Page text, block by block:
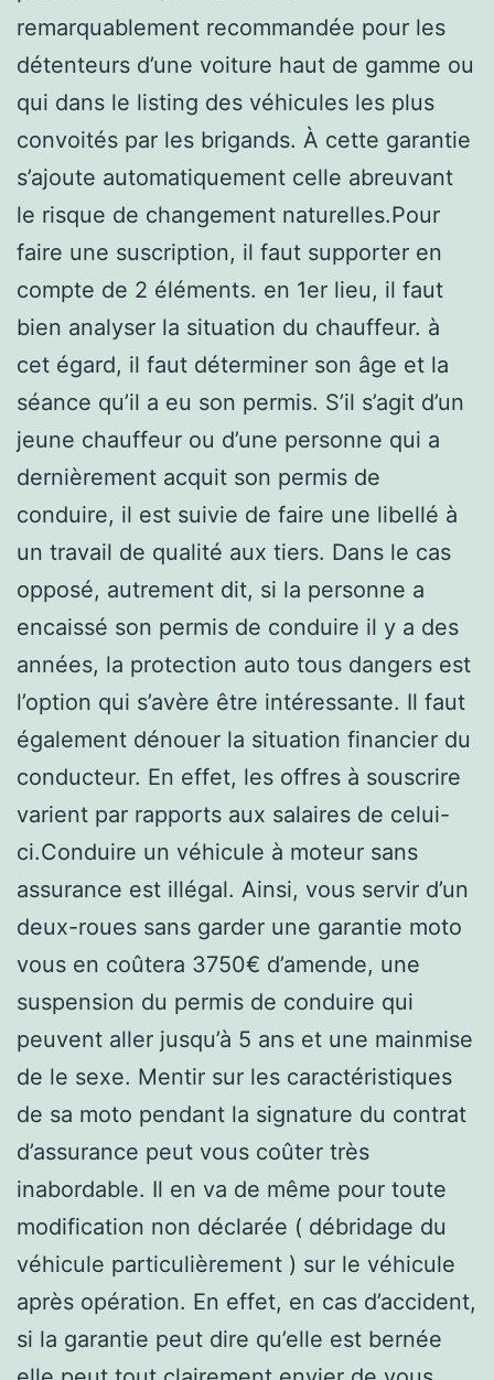
remarquablement recommandée pour les
détenteurs d’une voiture haut de gamme ou
qui dans le listing des véhicules les plus
convoités par les brigands. À cette garantie
s’ajoute automatiquement celle abreuvant
le risque de changement naturelles.Pour
faire une suscription, il faut supporter en
compte de 2 éléments. en 1er lieu, il faut
bien analyser la situation du chauffeur. à
cet égard, il faut déterminer son âge et la
séance qu’il a eu son permis. S’il s’agit d’un
jeune chauffeur ou d’une personne qui a
dernièrement acquit son permis de
conduire, il est suivie de faire une libellé à
un travail de qualité aux tiers. Dans le cas
opposé, autrement dit, si la personne a
encaissé son permis de conduire il y a des
années, la protection auto tous dangers est
l’option qui s’avère être intéressante. Il faut
également dénouer la situation financier du
conducteur. En effet, les offres à souscrire
varient par rapports aux salaires de celui-
ci.Conduire un véhicule à moteur sans
assurance est illégal. Ainsi, vous servir d’un
deux-roues sans garder une garantie moto
vous en coûtera 3750€ d’amende, une
suspension du permis de conduire qui
peuvent aller jusqu’à 5 ans et une mainmise
de le sexe. Mentir sur les caractéristiques
de sa moto pendant la signature du contrat
d’assurance peut vous coûter très
inabordable. Il en va de même pour toute
modification non déclarée ( débridage du
véhicule particulièrement ) sur le véhicule
après opération. En effet, en cas d’accident,
si la garantie peut dire qu’elle est bernée